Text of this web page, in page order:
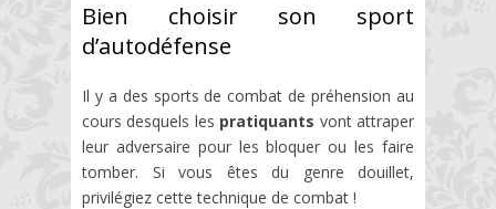
Bien choisir son sport
d’autodéfense
Il y a des sports de combat de préhension au
cours desquels les pratiquants vont attraper
leur adversaire pour les bloquer ou les faire
tomber. Si vous êtes du genre douillet,
privilégiez cette technique de combat !